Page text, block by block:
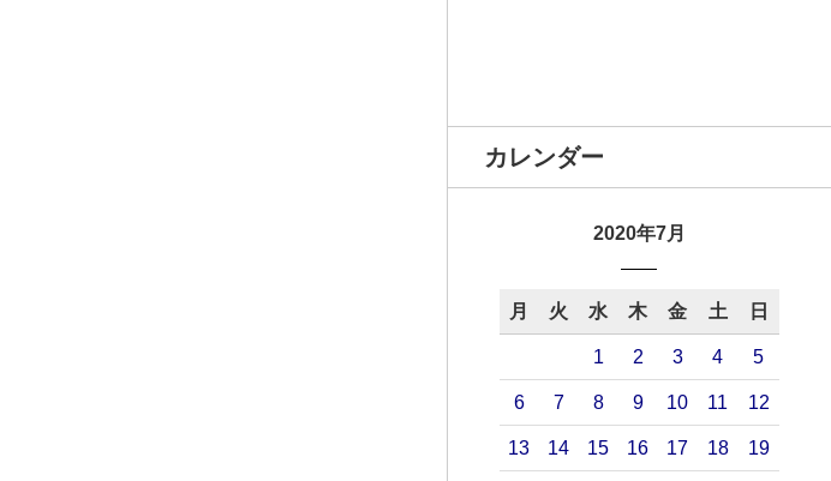
カレンダー
2020年7月
月 火 水 木 金 土 日
1 2 3 4 5
6 7 8 9 10 11 12
13 14 15 16 17 18 19